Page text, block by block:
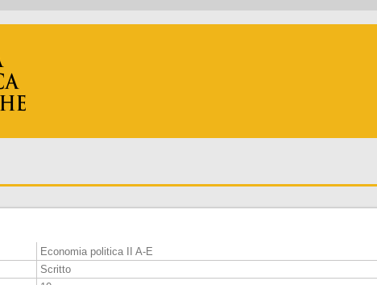
Economia politica II A-E
Scritto